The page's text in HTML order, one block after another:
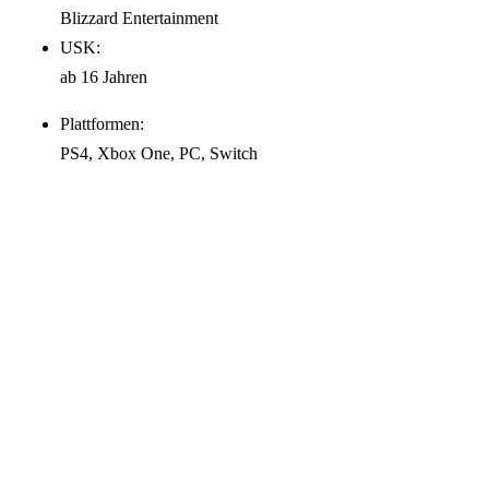
Blizzard Entertainment
USK:
ab 16 Jahren
Plattformen:
PS4, Xbox One, PC, Switch